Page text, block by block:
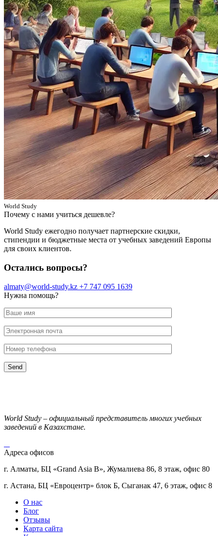
World Study
Почему с нами учиться дешевле?
World Study ежегодно получает партнерские скидки,
стипендии и бюджетные места от учебных заведений Европы
для своих клиентов.
Остались вопросы?
almaty@world-study.kz +7 747 095 1639
Нужна помощь?
World Study – официальный представитель многих учебных
заведений в Казахстане.
Адреса офисов
г. Алматы, БЦ «Grand Asia B», Жумалиева 86, 8 этаж, офис 80
г. Астана, БЦ «Евроцентр» блок Б, Сыганак 47, 6 этаж, офис 8
О нас
Блог
Отзывы
Карта сайта